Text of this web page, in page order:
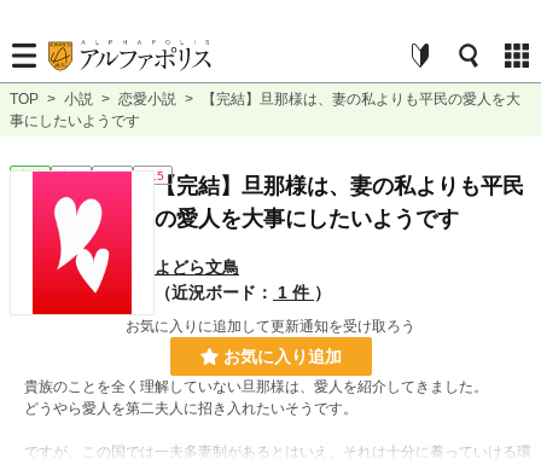
TOP > 小説 > 恋愛小説 >
【完結】旦那様は、妻の私よりも平民の愛人を大
事にしたいようです
恋愛 完結 短編 R15【完結】旦那様は、妻の私よりも平民
の愛人を大事にしたいようです
よどら文鳥
（近況ボード：
1 件 ）
お気に入りに追加して更新通知を受け取ろう
お気に入り追加
貴族のことを全く理解していない旦那様は、愛人を紹介してきました。
どうやら愛人を第二夫人に招き入れたいそうです。
ですが、この国では一夫多妻制があるとはいえ、それは十分に養っていける環